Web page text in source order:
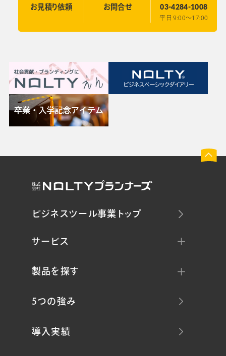
お見積り依頼 お問合せ 03-4284-1008
平日 9:00〜17:00
ビジネスツール事業トップ
サービス
製品を探す
5つの強み
導入実績